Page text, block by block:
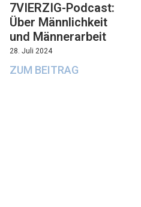
7VIERZIG-Podcast:
Über Männlichkeit
und Männerarbeit
28. Juli 2024
ZUM BEITRAG